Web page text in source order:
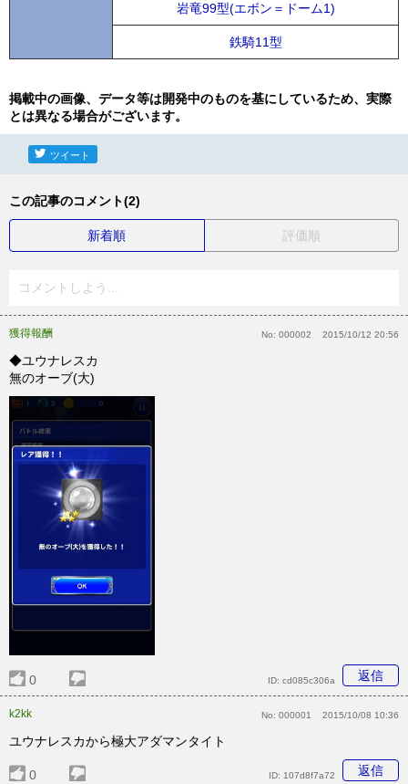
岩竜99型(エボン＝ドーム1)
鉄騎11型
掲載中の画像、データ等は開発中のものを基にしているため、実際
とは異なる場合がございます。
ツイート
この記事のコメント(2)
新着順 評価順
コメントしよう...
獲得報酬 No: 000002 2015/10/12 20:56
◆ユウナレスカ
無のオーブ(大)
0 返信
ID: cd085c306a
k2kk No: 000001 2015/10/08 10:36
ユウナレスカから極大アダマンタイト
0 返信
ID: 107d8f7a72